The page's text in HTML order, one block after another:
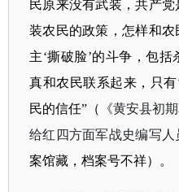
民原来没有武装，共产
装农民的政策，怎样和
主‘撕破脸’的斗争，包
真和农民联系起来，只
民的信任”（
《黄安县初
给红四方面军战史编写人
案馆藏，档案号不祥）。